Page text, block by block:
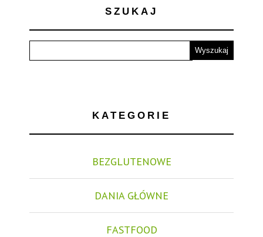
SZUKAJ
KATEGORIE
BEZGLUTENOWE
DANIA GŁÓWNE
FASTFOOD